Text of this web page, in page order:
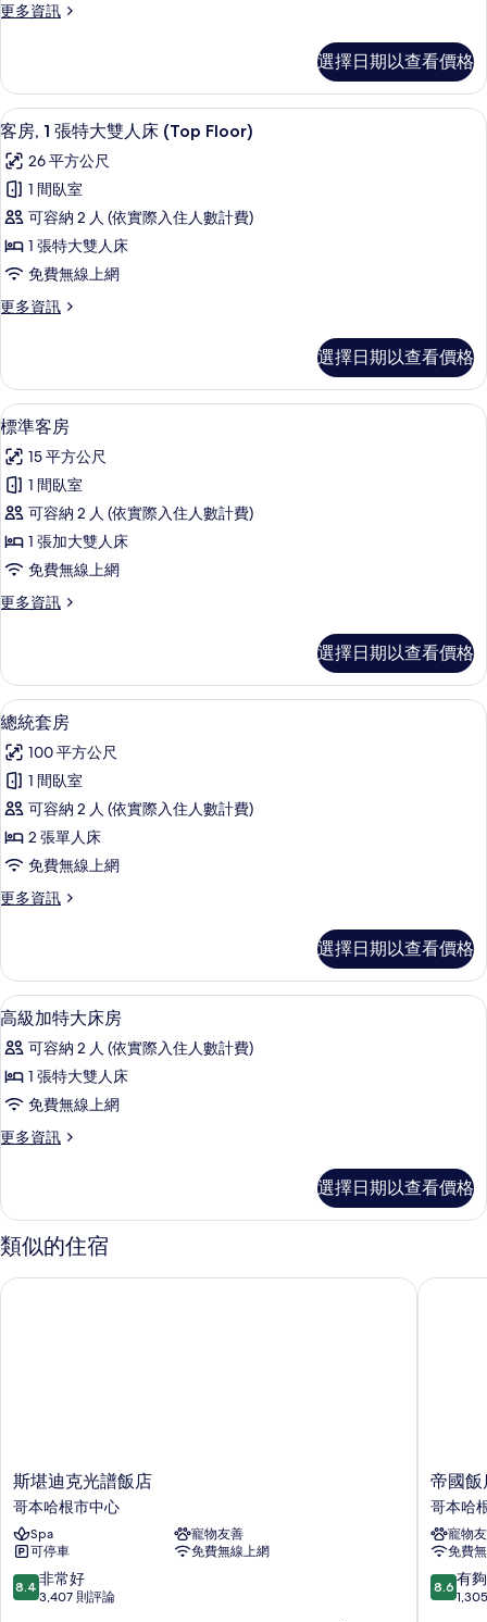
人
的
所
有
相
片
更多資訊
更
四
人
房
詳
情
選擇日期以查看價格
顯
示
客
房,
1
張
特
大
人
床
(Top
Floor)
的
所
有
相
片
客房, 1 張特大雙人床 (Top Floor) | 客
6
客房, 1 張特大雙人床 (Top Floor)
26 平方公尺
1 間臥室
可容納 2 人 (依實際入住人數計費)
1 張特大雙人床
免費無線上網
更多資訊
更
1
張
特
雙
人
床
(Top
Floor)
的
詳
情
選擇日期以查看價格
顯
示
標
準
客
房
所
相
片
標準客房 | 客房內保險箱、筆電工作
8
標準客房
15 平方公尺
1 間臥室
可容納 2 人 (依實際入住人數計費)
1 張加大雙人床
免費無線上網
更多資訊
更
客
房
的
情
選擇日期以查看價格
顯
示
總
統
套
房
所
相
片
總統套房 | 客房內保險箱、筆電工作
6
總統套房
100 平方公尺
1 間臥室
可容納 2 人 (依實際入住人數計費)
2 張單人床
免費無線上網
更多資訊
更
套
房
的
情
選擇日期以查看價格
顯
示
高
級
特
床
房
的
所
客房內保險箱、筆電工作空間、隔音
3
高級加特大床房
可容納 2 人 (依實際入住人數計費)
1 張特大雙人床
免費無線上網
更多資訊
更
加
特
大
房
選擇日期以查看價格
類似的住宿
斯
堪
迪
克
光
譜
飯
斯堪迪克光譜飯店
哥本哈根市中心
Spa
寵物友善
可停車
免費無線上網
8.4
分，
8.4 非常好
3,407 則評論
斯堪迪克光譜飯店
帝
國
飯
店
哥
本
哈
帝國飯
哥本哈
寵物
免費
8.6
分，
8.6 有
帝國飯店